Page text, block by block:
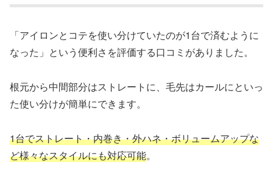
「アイロンとコテを使い分けていたのが1台で済むように
なった」という便利さを評価する口コミがありました。
根元から中間部分はストレートに、毛先はカールにといっ
た使い分けが簡単にできます。
1台でストレート・内巻き・外ハネ・ボリュームアップな
ど様々なスタイルにも対応可能。